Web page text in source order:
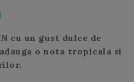
cu un gust dulce de
o nota tropicala si